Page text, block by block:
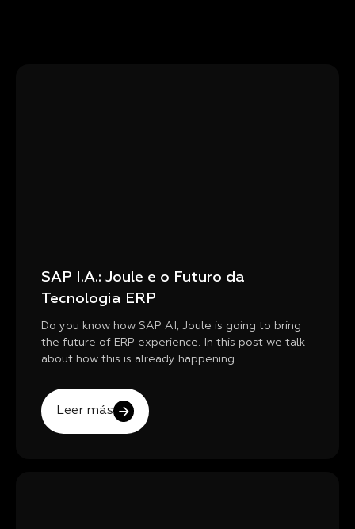
SAP I.A.: Joule e o Futuro da
Tecnologia ERP
Do you know how SAP AI, Joule is going to bring
the future of ERP experience. In this post we talk
about how this is already happening.
Leer más